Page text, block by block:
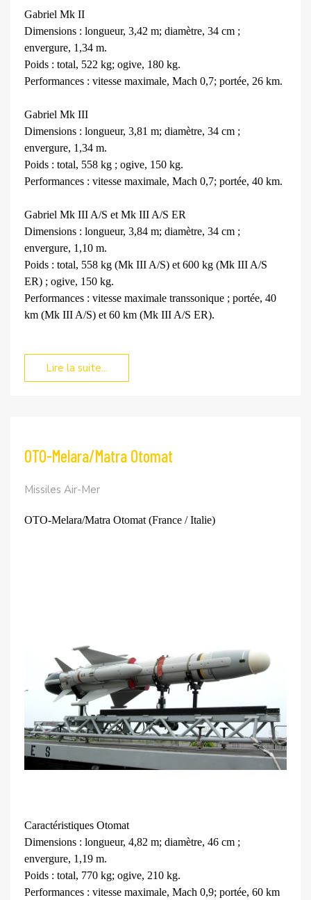
Gabriel Mk II
Dimensions : longueur, 3,42 m; diamètre, 34 cm ;
envergure, 1,34 m.
Poids : total, 522 kg; ogive, 180 kg.
Performances : vitesse maximale, Mach 0,7; portée, 26 km.
Gabriel Mk III
Dimensions : longueur, 3,81 m; diamètre, 34 cm ;
envergure, 1,34 m.
Poids : total, 558 kg ; ogive, 150 kg.
Performances : vitesse maximale, Mach 0,7; portée, 40 km.
Gabriel Mk III A/S et Mk III A/S ER
Dimensions : longueur, 3,84 m; diamètre, 34 cm ;
envergure, 1,10 m.
Poids : total, 558 kg (Mk III A/S) et 600 kg (Mk III A/S
ER) ; ogive, 150 kg.
Performances : vitesse maximale transsonique ; portée, 40
km (Mk III A/S) et 60 km (Mk III A/S ER).
Lire la suite...
OTO-Melara/Matra Otomat
Missiles Air-Mer
OTO-Melara/Matra Otomat (France / Italie)
Caractéristiques Otomat
Dimensions : longueur, 4,82 m; diamètre, 46 cm ;
envergure, 1,19 m.
Poids : total, 770 kg; ogive, 210 kg.
Performances : vitesse maximale, Mach 0,9; portée, 60 km